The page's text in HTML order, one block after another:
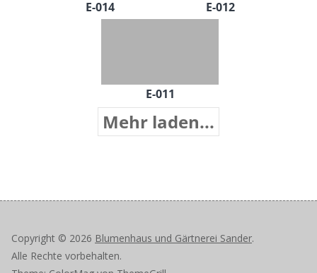
E-014 E-012
E-011
Mehr laden...
Copyright © 2026 Blumenhaus und Gärtnerei Sander.
Alle Rechte vorbehalten.